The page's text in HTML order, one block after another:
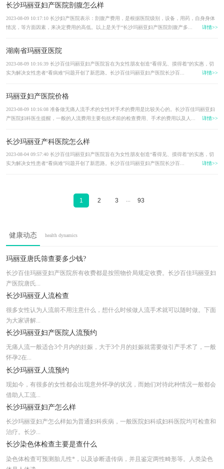
长沙玛丽亚妇产医院剖腹怎么样
2023-08-09 10:17:10 长沙妇产医院表示：剖腹产费用，是根据医院级别，设备，用药，自身身体
情况，等方面因素，来决定费用的高低。以上是关于“长沙玛丽亚妇产医院剖腹产多...
详情>>
湖南省玛丽亚医院
2023-08-09 10:16:39 长沙百佳玛丽亚妇产医院旨在为女性朋友创造“看得见、摸得着”的实惠，切
实为解决女性患者“看病难”问题开创了新思路。长沙百佳玛丽亚妇产医院长沙百...
详情>>
玛丽亚妇产医院价格
2023-08-09 10:16:08 准备做无痛人流手术的女性对手术的费用是比较关心的。长沙百佳玛丽亚妇
产医院妇科医生提醒，一般的人流费用主要包括术前的检查费用、手术的费用以及人...
详情>>
长沙玛丽亚产科医院怎么样
2023-08-04 09:57:40 长沙百佳玛丽亚妇产医院旨在为女性朋友创造“看得见、摸得着”的实惠，切
实为解决女性患者“看病难”问题开创了新思路。长沙百佳玛丽亚妇产医院长沙百...
详情>>
1 2 3 ... 93
健康动态 health dynamics
玛丽亚唐氏筛查要多少钱?
长沙百佳玛丽亚妇产医院所有收费都是按照物价局规定收费。长沙百佳玛丽亚妇
产医院唐氏...
长沙玛丽亚人流检查
很多女性认为人流前不用注意什么，想什么时候做人流手术就可以随时做。下面
为大家讲解...
长沙玛丽亚妇产医院人流预约
无痛人流一般适合3个月内的妊娠，大于3个月的妊娠就需要做引产手术了，一般
怀孕2在...
长沙玛丽亚人流预约
现如今，有很多的女性都会出现意外怀孕的状况，而她们对待此种情况一般都会
借助人工流...
长沙玛丽亚妇产怎么样
长沙玛丽亚妇产怎么样如为普通妇科疾病，一般医院妇科或妇科医院均可检查和
治疗。长沙...
长沙染色体检查主要是查什么
染色体检查可预测胎儿性*，以及诊断遗传病，并且鉴定两性畸形等。人类染色